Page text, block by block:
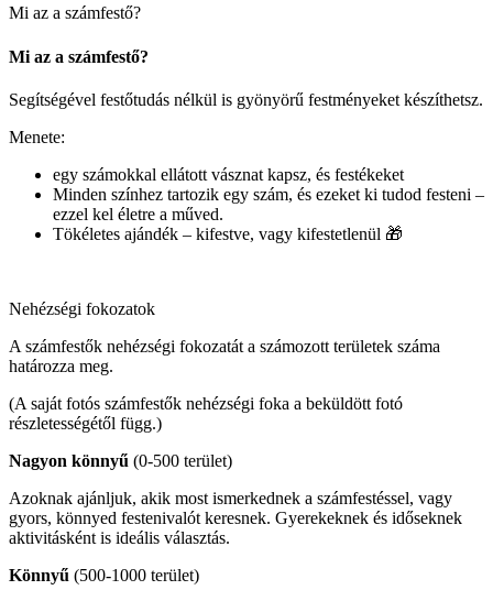
Mi az a számfestő?
Mi az a számfestő?
Segítségével festőtudás nélkül is gyönyörű festményeket készíthetsz.
Menete:
egy számokkal ellátott vásznat kapsz, és festékeket
Minden színhez tartozik egy szám, és ezeket ki tudod festeni –
ezzel kel életre a műved.
Tökéletes ajándék – kifestve, vagy kifestetlenül 🎁
Nehézségi fokozatok
A számfestők nehézségi fokozatát a számozott területek száma
határozza meg.
(A saját fotós számfestők nehézségi foka a beküldött fotó
részletességétől függ.)
Nagyon könnyű (0-500 terület)
Azoknak ajánljuk, akik most ismerkednek a számfestéssel, vagy
gyors, könnyed festenivalót keresnek. Gyerekeknek és időseknek
aktivitásként is ideális választás.
Könnyű (500-1000 terület)